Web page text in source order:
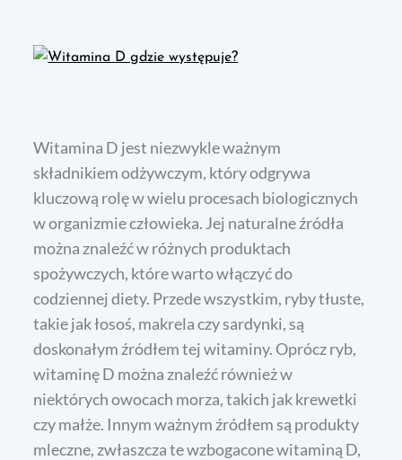
Witamina D jest niezwykle ważnym
składnikiem odżywczym, który odgrywa
kluczową rolę w wielu procesach biologicznych
w organizmie człowieka. Jej naturalne źródła
można znaleźć w różnych produktach
spożywczych, które warto włączyć do
codziennej diety. Przede wszystkim, ryby tłuste,
takie jak łosoś, makrela czy sardynki, są
doskonałym źródłem tej witaminy. Oprócz ryb,
witaminę D można znaleźć również w
niektórych owocach morza, takich jak krewetki
czy małże. Innym ważnym źródłem są produkty
mleczne, zwłaszcza te wzbogacone witaminą D,